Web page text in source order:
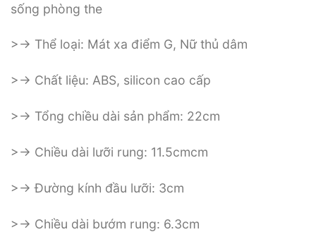
sống phòng the
>-> Thể loại: Mát xa điểm G, Nữ thủ dâm
>-> Chất liệu: ABS, silicon cao cấp
>-> Tổng chiều dài sản phẩm: 22cm
>-> Chiều dài lưỡi rung: 11.5cmcm
>-> Đường kính đầu lưỡi: 3cm
>-> Chiều dài bướm rung: 6.3cm